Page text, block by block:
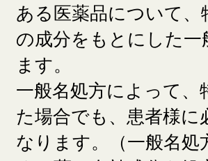
ある医薬品について
の成分をもとにした
ます。
一般名処方によって、
た場合でも、患者様
なります。（一般名